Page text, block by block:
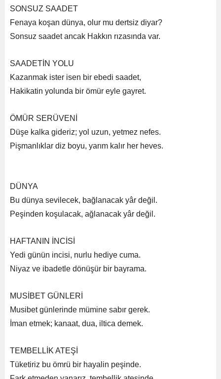
SONSUZ SAADET
Fenaya koşan dünya, olur mu dertsiz diyar?
Sonsuz saadet ancak Hakkın rızasında var.
SAADETİN YOLU
Kazanmak ister isen bir ebedi saadet,
Hakikatin yolunda bir ömür eyle gayret.
ÖMÜR SERÜVENİ
Düşe kalka gideriz; yol uzun, yetmez nefes.
Pişmanlıklar diz boyu, yarım kalır her heves.
DÜNYA
Bu dünya sevilecek, bağlanacak yâr değil.
Peşinden koşulacak, ağlanacak yâr değil.
HAFTANIN İNCİSİ
Yedi günün incisi, nurlu hediye cuma.
Niyaz ve ibadetle dönüşür bir bayrama.
MUSİBET GÜNLERİ
Musibet günlerinde mümine sabır gerek.
İman etmek; kanaat, dua, iltica demek.
TEMBELLİK ATEŞİ
Tüketiriz bu ömrü bir hayalin peşinde.